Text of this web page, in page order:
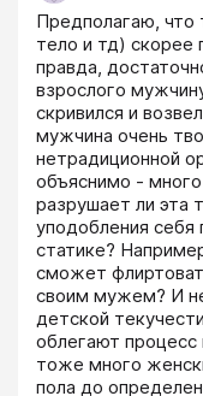
Предполагаю, что
тело и тд)
правда,
взрослого
скривился и
мужчина очень
нетрадиционной
объяснимо -
разрушает ли эта
уподобления себя
статике?
сможет
своим мужем? И
детской
облегают процесс
тоже много
пола до